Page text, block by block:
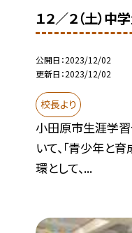
１２／２（土）
公開日 2023/12/02
更新日 2023/12/02
校長より
小田原市生涯学
いて、「青少年と
環として、...